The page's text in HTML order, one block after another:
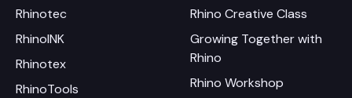
Rhinotec
RhinoINK
Rhinotex
RhinoTools
Rhino Creative Class
Growing Together with
Rhino
Rhino Workshop